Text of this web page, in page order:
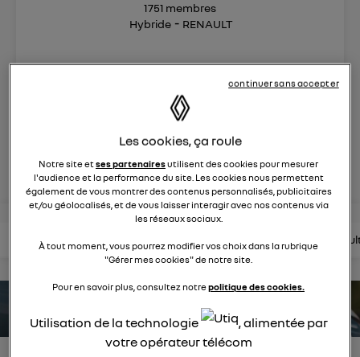
Hybride RENAULT
1751 membres
une nouvelle vision hybride du suv
posez une question
rejoignez
lire les questions
Les cookies, ça roule
Notre site etses partenairesutilisent des cookies pour mesurer
l'audience et la performance du site. Les cookies nous permettent
également de vous montrer des contenus personnalisés, publicitaires
et/ou géolocalisés, et de vous laisser interagir avec nos contenus via
les réseaux sociaux.
À tout moment, vous pourrez modifier vos choix dans la rubrique
"Gérer mes cookies" de notre site.
Pour en savoir plus, consultez notrepolitique des cookies.
Utilisation de la technologie
, alimentée par
votre opérateur télécom
continuer sans accepter